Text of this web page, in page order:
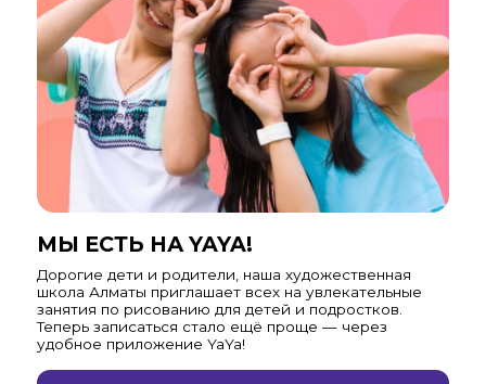
МЫ ЕСТЬ НА YAYA!
Дорогие дети и родители, наша художественная
школа Алматы приглашает всех на увлекательные
занятия по рисованию для детей и подростков.
Теперь записаться стало ещё проще — через
удобное приложение YaYa!